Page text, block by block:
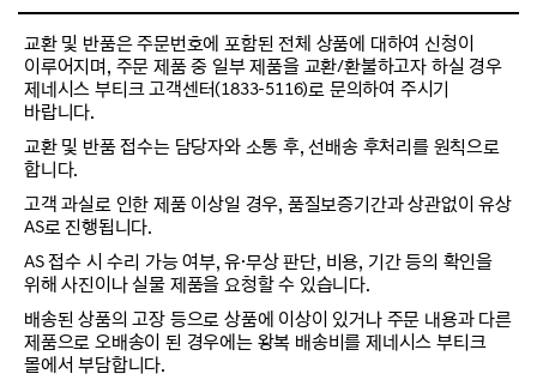
교환 및 반품은 주문번호에 포함된 전체 상품에 대하여 신청이
이루어지며, 주문 제품 중 일부 제품을 교환/환불하고자 하실 경우
제네시스 부티크 고객센터(1833-5116)로 문의하여 주시기
바랍니다.
교환 및 반품 접수는 담당자와 소통 후, 선배송 후처리를 원칙으로
합니다.
고객 과실로 인한 제품 이상일 경우, 품질보증기간과 상관없이 유상
AS로 진행됩니다.
AS 접수 시 수리 가능 여부, 유·무상 판단, 비용, 기간 등의 확인을
위해 사진이나 실물 제품을 요청할 수 있습니다.
배송된 상품의 고장 등으로 상품에 이상이 있거나 주문 내용과 다른
제품으로 오배송이 된 경우에는 왕복 배송비를 제네시스 부티크
몰에서 부담합니다.